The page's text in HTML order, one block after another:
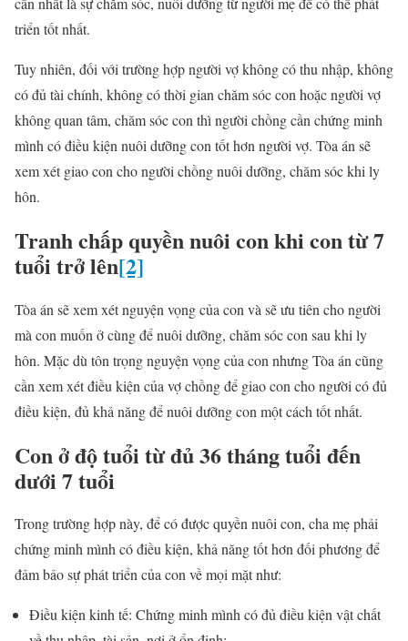
triển tốt nhất.
Tuy nhiên, đối với trường hợp người vợ không có thu nhập, không
có đủ tài chính, không có thời gian chăm sóc con hoặc người vợ
không quan tâm, chăm sóc con thì người chồng cần chứng minh
mình có điều kiện nuôi dưỡng con tốt hơn người vợ. Tòa án sẽ
xem xét giao con cho người chồng nuôi dưỡng, chăm sóc khi ly
hôn.
Tranh chấp quyền nuôi con khi con từ 7
tuổi trở lên[2]
Tòa án sẽ xem xét nguyện vọng của con và sẽ ưu tiên cho người
mà con muốn ở cùng để nuôi dưỡng, chăm sóc con sau khi ly
hôn. Mặc dù tôn trọng nguyện vọng của con nhưng Tòa án cũng
cần xem xét điều kiện của vợ chồng để giao con cho người có đủ
điều kiện, đủ khả năng để nuôi dưỡng con một cách tốt nhất.
Con ở độ tuổi từ đủ 36 tháng tuổi đến
dưới 7 tuổi
Trong trường hợp này, để có được quyền nuôi con, cha mẹ phải
chứng minh mình có điều kiện, khả năng tốt hơn đối phương để
đảm bảo sự phát triển của con về mọi mặt như:
Điều kiện kinh tế: Chứng minh mình có đủ điều kiện vật chất